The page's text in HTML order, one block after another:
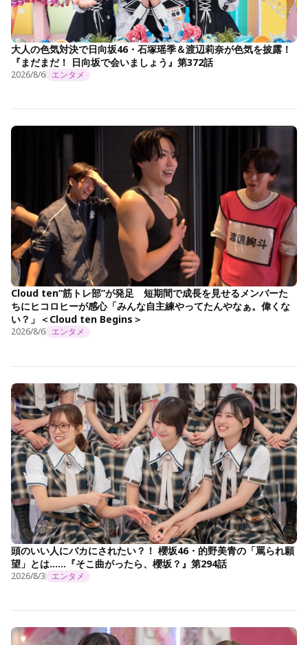
大人の色気対決で日向坂46・石塚瑶季＆渡辺莉奈が色気を披露！
『まだまだ！ 日向坂で会いましょう』第372話
2026/8/6 エンタメ
Cloud ten“筋トレ部”が発足 短期間で成長を見せるメンバーた
ちにヒコロヒーが感心「みんな自主練やってたんやなぁ。偉くな
い？」＜Cloud ten Begins＞
2026/8/6 エンタメ
頭のいい人にバカにされたい？！ 櫻坂46・的野美青の「罵られ願
望」とは……『そこ曲がったら、櫻坂？』第294話
2026/8/3 エンタメ